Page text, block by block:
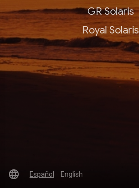
GR Solaris
Royal Solaris
language Español English